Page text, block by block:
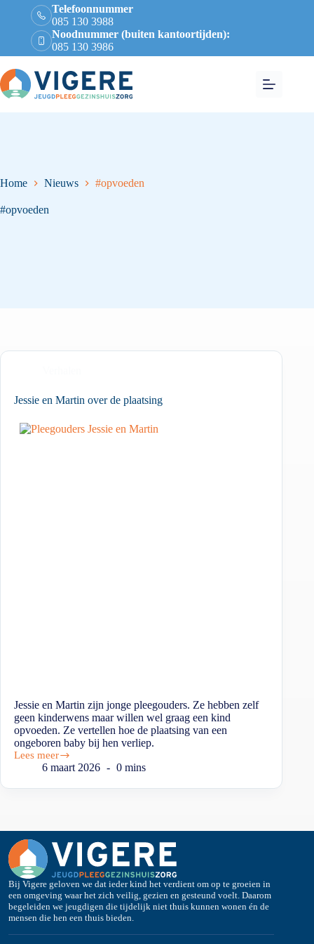
Telefoonnummer
085 130 3988
Noodnummer (buiten kantoortijden):
085 130 3986
Home Nieuws #opvoeden
#opvoeden
Jessie en Martin over de plaatsing
Jessie en Martin zijn jonge pleegouders. Ze hebben zelf
geen kinderwens maar willen wel graag een kind
opvoeden. Ze vertellen hoe de plaatsing van een
ongeboren baby bij hen verliep.
Lees meer
6 maart 2026 0 mins
Bij Vigere geloven we dat ieder kind het verdient om op te groeien in
een omgeving waar het zich veilig, gezien en gesteund voelt. Daarom
begeleiden we jeugdigen die tijdelijk niet thuis kunnen wonen én de
mensen die hen een thuis bieden.